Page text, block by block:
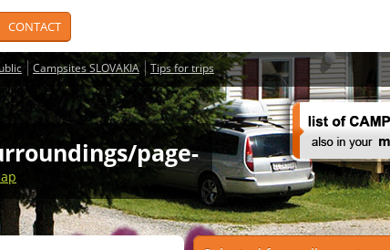
CONTACT
Campsites SLOVAKIA Tips for trips
page-